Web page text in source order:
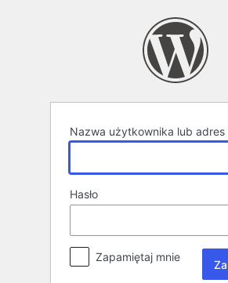
Nazwa użytkownika lub adres
Hasło
Zapamiętaj mnie